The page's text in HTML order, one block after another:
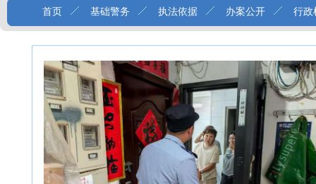
首页 基础警务 执法依据 办案公开 行政